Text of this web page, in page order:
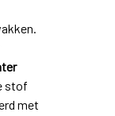
stof
met